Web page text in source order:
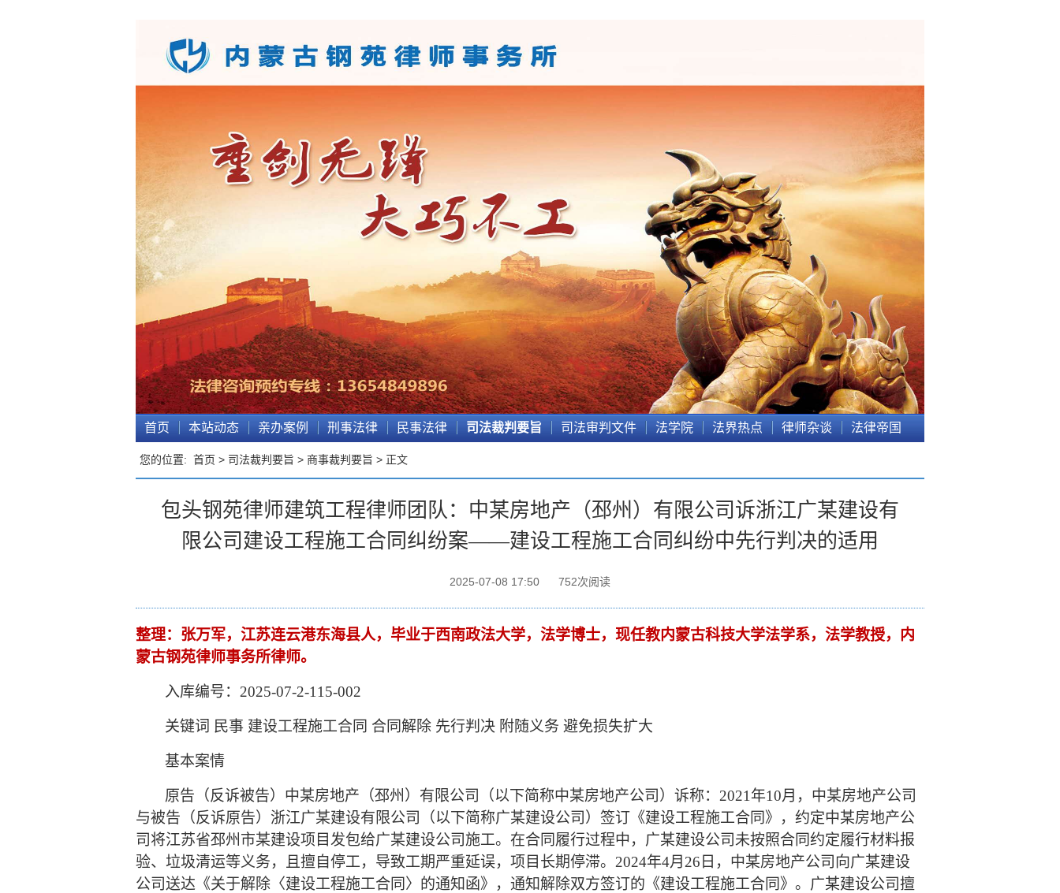
首页 本站动态 亲办案例 刑事法律 民事法律 司法裁判要旨 司法审判文件 法学院 法界热点 律师杂谈 法律帝国
您的位置: 首页 > 司法裁判要旨 > 商事裁判要旨 > 正文
包头钢苑律师建筑工程律师团队：中某房地产（邳州）有限公司诉浙江广某建设有
限公司建设工程施工合同纠纷案——建设工程施工合同纠纷中先行判决的适用
2025-07-08 17:50 752次阅读
整理：张万军，江苏连云港东海县人，毕业于西南政法大学，法学博士，现任教内蒙古科技大学法学系，法学教授，内
蒙古钢苑律师事务所律师。
入库编号： 2025-07-2-115-002
关键词 民事 建设工程施工合同 合同解除 先行判决 附随义务 避免损失扩大
基本案情
原告（反诉被告）中某房地产（邳州）有限公司（以下简称中某房地产公司）诉称： 2021年10月，中某房地产公司
与被告（反诉原告）浙江广某建设有限公司（以下简称广某建设公司）签订《建设工程施工合同》，约定中某房地产公
司将江苏省邳州市某建设项目发包给广某建设公司施工。在合同履行过程中，广某建设公司未按照合同约定履行材料报
验、垃圾清运等义务，且擅自停工，导致工期严重延误，项目长期停滞。2024年4月26日，中某房地产公司向广某建设
公司送达《关于解除〈建设工程施工合同〉的通知函》，通知解除双方签订的《建设工程施工合同》。广某建设公司擅